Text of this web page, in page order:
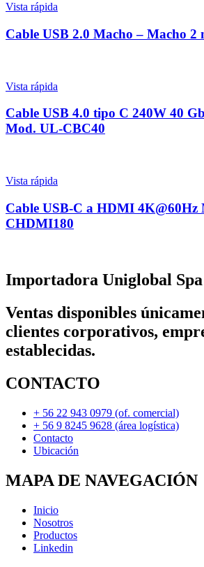
Vista rápida
Cable USB 2.0 Macho – Macho 2
Vista rápida
Cable USB 4.0 tipo C 240W 40
Mod. UL-CBC40
Vista rápida
Cable USB-C a HDMI 4K@60Hz
CHDMI180
Importadora Uniglobal Spa
Ventas disponibles
clientes corporativos,
establecidas.
CONTACTO
+ 56 22 943 0979 (of. comercial)
+ 56 9 8245 9628 (área logística)
Contacto
Ubicación
MAPA DE NAVEGACIÓN
Inicio
Nosotros
Productos
Linkedin